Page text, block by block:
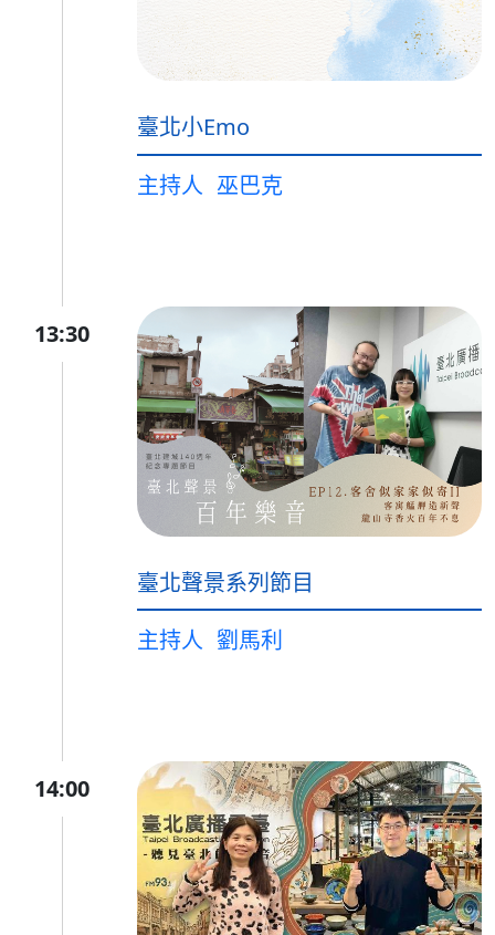
臺北小Emo
主持人 巫巴克
13:30
臺北聲景系列節目
主持人 劉馬利
14:00